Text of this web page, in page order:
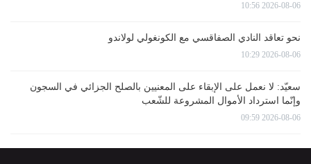
2026-08-06 10:56
نحو تعاقد النادي الصفاقسي مع الكونغولي لولاندو
2026-08-06 10:29
سعيّد: لا نعمل على الإبقاء على المعنيين بالصلح الجزائي في السجون
وإنّما استرداد الأموال المشروعة للشّعب
2026-08-06 09:59